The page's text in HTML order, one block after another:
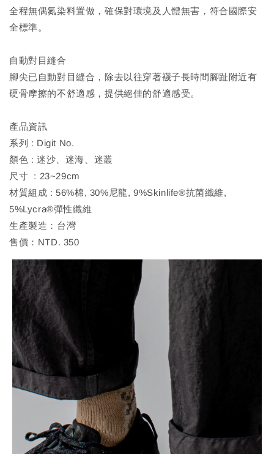
全程無偶氮染料置做，確保對環境及人體無害，符合國際安
全標準。
自動對目縫合
腳尖已自動對目縫合，除去以往穿著襪子長時間腳趾附近有
硬骨摩擦的不舒適感，提供絕佳的舒適感受。
產品資訊
系列 : Digit No.
顏色 : 迷沙、迷海、迷叢
尺寸 : 23~29cm
材質組成 : 56%棉, 30%尼龍, 9%Skinlife®抗菌纖維,
5%Lycra®彈性纖維
生產製造：台灣
售價：NTD. 350